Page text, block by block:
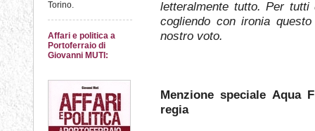
Torino.
Affari e politica a
Portoferraio di
Giovanni MUTI:
letteralmente tutto. Per
cogliendo con ironia
nostro voto.
Menzione speciale Aqua
regia